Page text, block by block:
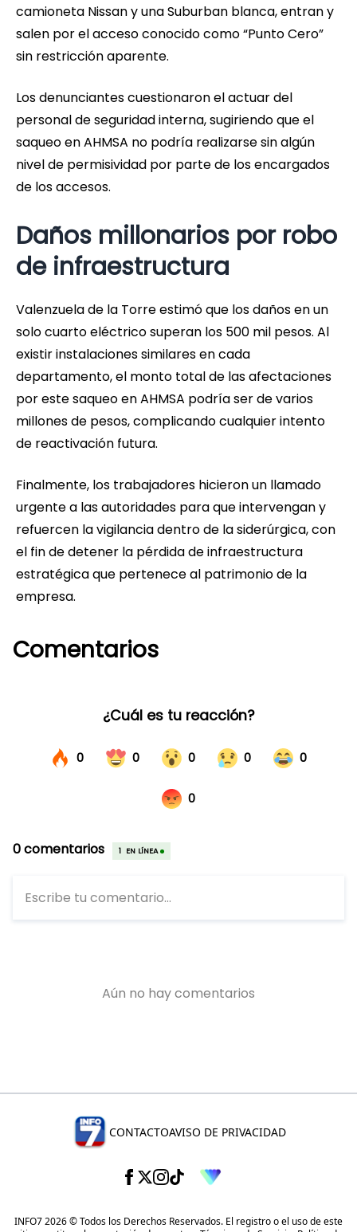
camioneta Nissan y una Suburban blanca, entran y
salen por el acceso conocido como “Punto Cero”
sin restricción aparente.
Los denunciantes cuestionaron el actuar del
personal de seguridad interna, sugiriendo que el
saqueo en AHMSA no podría realizarse sin algún
nivel de permisividad por parte de los encargados
de los accesos.
Daños millonarios por robo
de infraestructura
Valenzuela de la Torre estimó que los daños en un
solo cuarto eléctrico superan los 500 mil pesos. Al
existir instalaciones similares en cada
departamento, el monto total de las afectaciones
por este saqueo en AHMSA podría ser de varios
millones de pesos, complicando cualquier intento
de reactivación futura.
Finalmente, los trabajadores hicieron un llamado
urgente a las autoridades para que intervengan y
refuercen la vigilancia dentro de la siderúrgica, con
el fin de detener la pérdida de infraestructura
estratégica que pertenece al patrimonio de la
empresa.
Comentarios
CONTACTOAVISO DE PRIVACIDAD
INFO7 2026 © Todos los Derechos Reservados. El registro o el uso de este